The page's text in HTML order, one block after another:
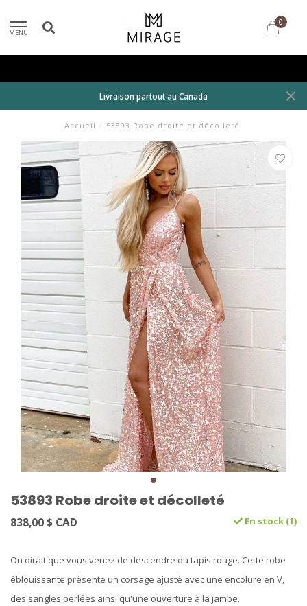
MENU
0
Livraison partout au Canada
Accueil / 53893 Robe droite et décolleté
53893 Robe droite et décolleté
838,00 $ CAD En stock (1)
‎On dirait que vous venez de descendre du tapis rouge. Cette robe
éblouissante présente un corsage ajusté avec une encolure en V,
des sangles perlées ainsi qu'une ouverture à la jambe.